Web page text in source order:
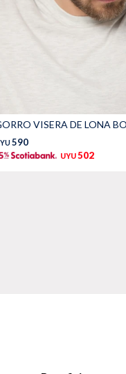
590
UYU502